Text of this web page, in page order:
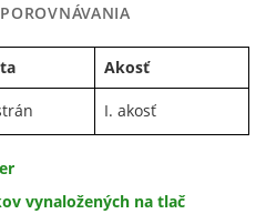
Akosť
I. akosť
vynaložených na tlač